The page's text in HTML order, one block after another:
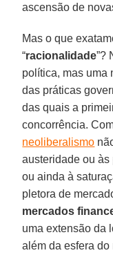
ascensão de
Mas o que
“racionalidade”?
política, mas uma
das práticas
das quais a
concorrência.
neoliberalismo
austeridade ou
ou ainda à
pletora de
mercados
uma extensão da
além da esfera